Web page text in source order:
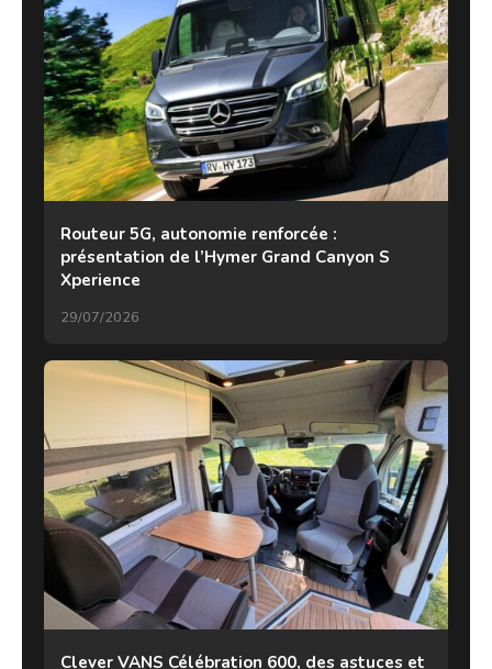
Routeur 5G, autonomie renforcée :
présentation de l’Hymer Grand Canyon S
Xperience
29/07/2026
Clever VANS Célébration 600, des astuces et